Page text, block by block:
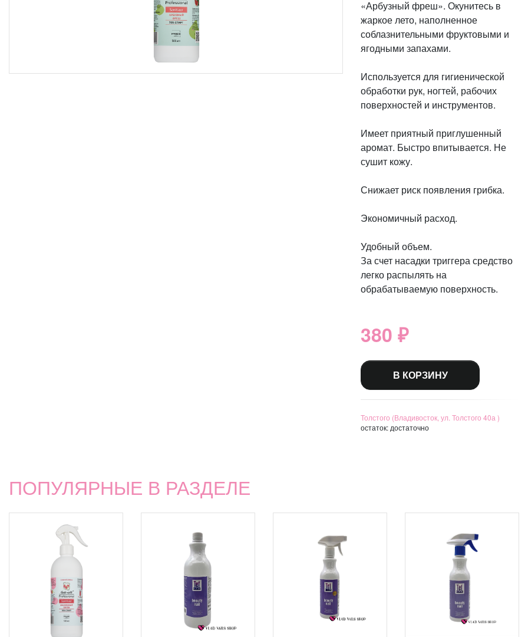
«Арбузный фреш». Окунитесь в
жаркое лето, наполненное
соблазнительными фруктовыми и
ягодными запахами.
Используется для гигиенической
обработки рук, ногтей, рабочих
поверхностей и инструментов.
Имеет приятный приглушенный
аромат. Быстро впитывается. Не
сушит кожу.
Снижает риск появления грибка.
Экономичный расход.
Удобный объем.
За счет насадки триггера средство
легко распылять на
обрабатываемую поверхность.
380 ₽
В КОРЗИНУ
Толстого (Владивосток, ул. Толстого 40а )
остаток:достаточно
ПОПУЛЯРНЫЕ В РАЗДЕЛЕ